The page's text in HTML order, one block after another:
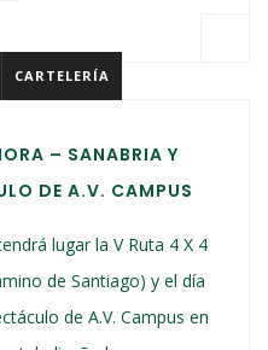
CARTELERÍA
– SANABRIA Y
DE A.V. CAMPUS
lugar la V Ruta 4 X 4
de Santiago) y el día
de A.V. Campus en